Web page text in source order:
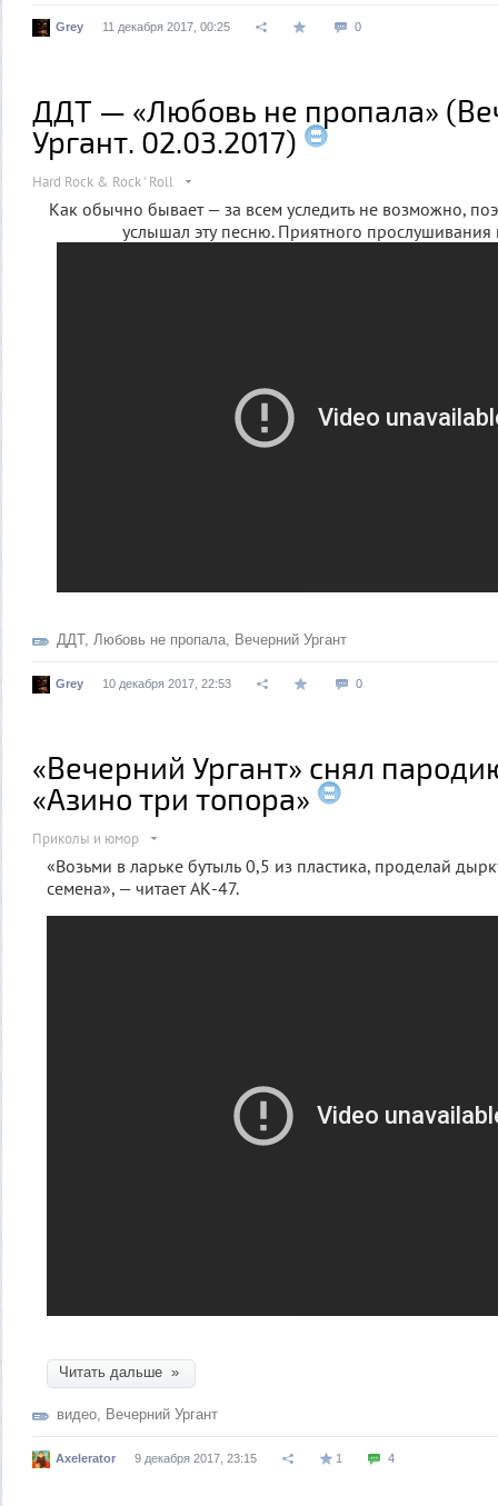
Grey 11 декабря 2017, 00:25 0
ДДТ — «Любовь не пропала»
Ургант. 02.03.2017)
Hard Rock & Rock ' Roll
Как обычно бывает — за всем уследить не возможно,
услышал эту песню. Приятного прослушивания
ДДТ, Любовь не пропала, Вечерний Ургант
Grey 10 декабря 2017, 22:53 0
«Вечерний Ургант» снял
«Азино три топора»
Приколы и юмор
«Возьми в ларьке бутыль 0,5 из пластика, проделай
семена», — читает АК-47.
Читать дальше »
видео, Вечерний Ургант
Axelerator 9 декабря 2017, 23:15 1 4